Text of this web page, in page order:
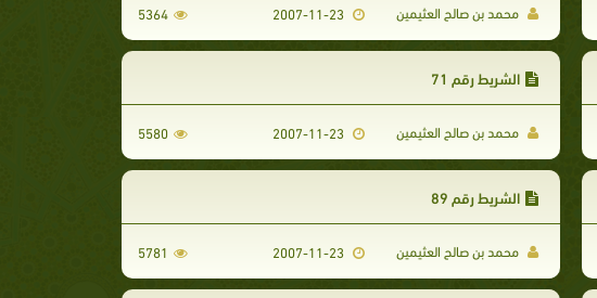
محمد بن صالح العثيمين 2007-11-23
5364
الشريط رقم 71
محمد بن صالح العثيمين 2007-11-23
5580
الشريط رقم 89
محمد بن صالح العثيمين 2007-11-23
5781